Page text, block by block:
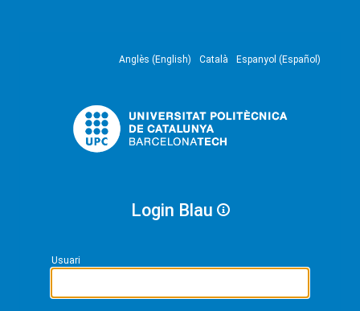
Anglès (English) Català Espanyol (Español)
Login Blau
Usuari